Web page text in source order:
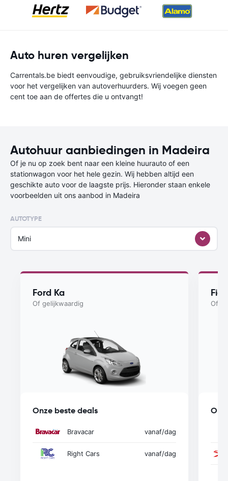
Auto huren vergelijken
Carrentals.be biedt eenvoudige, gebruiksvriendelijke diensten
voor het vergelijken van autoverhuurders. Wij voegen geen
cent toe aan de offertes die u ontvangt!
Autohuur aanbiedingen in Madeira
Of je nu op zoek bent naar een kleine huurauto of een
stationwagon voor het hele gezin. Wij hebben altijd een
geschikte auto voor de laagste prijs. Hieronder staan enkele
voorbeelden uit ons aanbod in Madeira
AUTOTYPE
Mini
Ford Ka
Of gelijkwaardig
Onze beste deals
Bravacar vanaf/dag
Right Cars vanaf/dag
Of